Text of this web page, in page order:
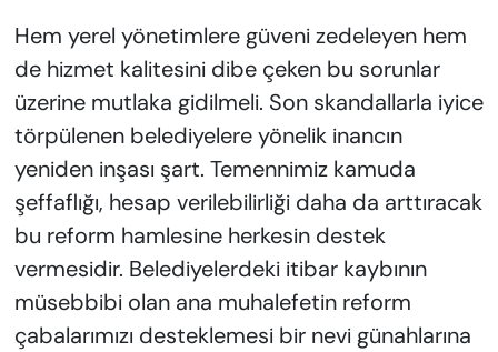
Hem yerel yönetimlere güveni zedeleyen hem
de hizmet kalitesini dibe çeken bu sorunlar
üzerine mutlaka gidilmeli. Son skandallarla iyice
törpülenen belediyelere yönelik inancın
yeniden inşası şart. Temennimiz kamuda
şeffaflığı, hesap verilebilirliği daha da arttıracak
bu reform hamlesine herkesin destek
vermesidir. Belediyelerdeki itibar kaybının
müsebbibi olan ana muhalefetin reform
çabalarımızı desteklemesi bir nevi günahlarına